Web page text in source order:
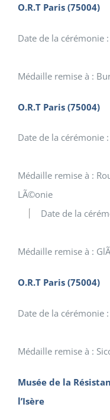
O.R.T Paris (75004)
Date de la cérémonie
Médaille remise à :
O.R.T Paris (75004)
Date de la cérémonie
Médaille remise à :
LÃ©onie
Date de la
Médaille remise à :
O.R.T Paris (75004)
Date de la cérémonie
Médaille remise à :
Musée de la
l’Isère